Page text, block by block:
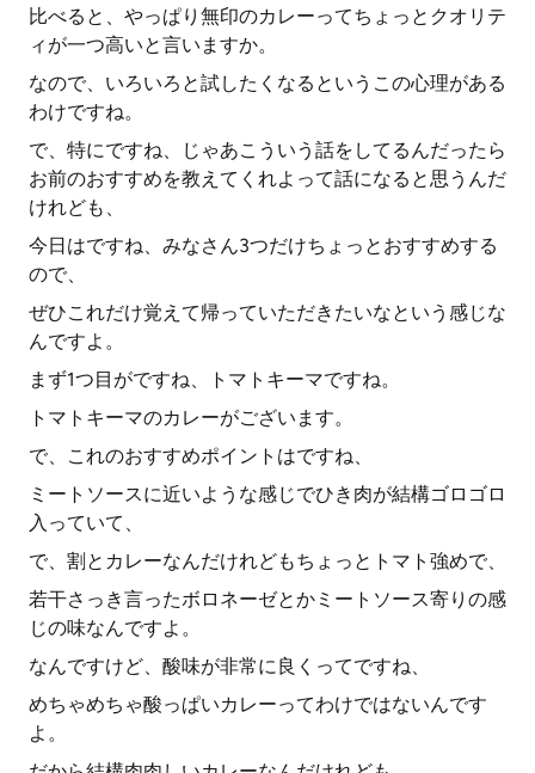
比べると、やっぱり無印のカレーってちょっとクオリテ
ィが一つ高いと言いますか。
なので、いろいろと試したくなるというこの心理がある
わけですね。
で、特にですね、じゃあこういう話をしてるんだったら
お前のおすすめを教えてくれよって話になると思うんだ
けれども、
今日はですね、みなさん3つだけちょっとおすすめする
ので、
ぜひこれだけ覚えて帰っていただきたいなという感じな
んですよ。
まず1つ目がですね、トマトキーマですね。
トマトキーマのカレーがございます。
で、これのおすすめポイントはですね、
ミートソースに近いような感じでひき肉が結構ゴロゴロ
入っていて、
で、割とカレーなんだけれどもちょっとトマト強めで、
若干さっき言ったボロネーゼとかミートソース寄りの感
じの味なんですよ。
なんですけど、酸味が非常に良くってですね、
めちゃめちゃ酸っぱいカレーってわけではないんです
よ。